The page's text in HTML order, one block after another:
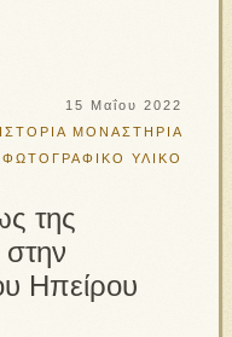
15 Μαΐου 2022
ΙΣΤΟΡΙΑ ΜΟΝΑΣΤΗΡΙΑ
ΦΩΤΟΓΡΑΦΙΚΟ ΥΛΙΚΟ
της
Ηπείρου